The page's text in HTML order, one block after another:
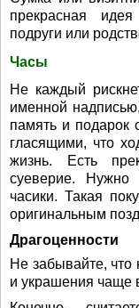
прекрасная
подруги или
Часы
Не каждый
именной
память и подарок
гласящими, что
жизнь. Есть
суеверие.
часики. Такая
оригинальным
Драгоценности
Не забывайте,
и украшения чаще